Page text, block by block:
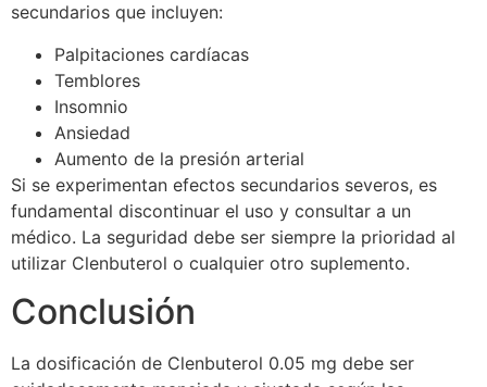
secundarios que incluyen:
Palpitaciones cardíacas
Temblores
Insomnio
Ansiedad
Aumento de la presión arterial
Si se experimentan efectos secundarios severos, es
fundamental discontinuar el uso y consultar a un
médico. La seguridad debe ser siempre la prioridad al
utilizar Clenbuterol o cualquier otro suplemento.
Conclusión
La dosificación de Clenbuterol 0.05 mg debe ser